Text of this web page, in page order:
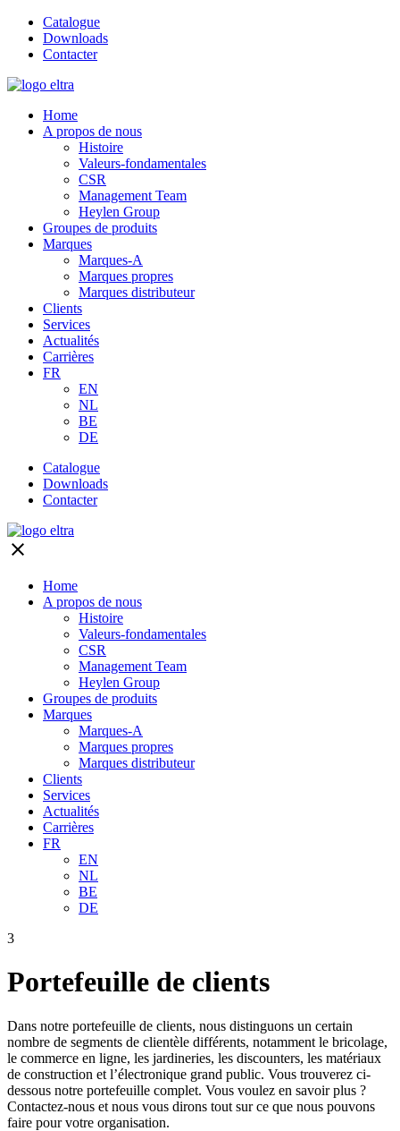
Catalogue
Downloads
Contacter
Home
A propos de nous
Histoire
Valeurs-fondamentales
CSR
Management Team
Heylen Group
Groupes de produits
Marques
Marques-A
Marques propres
Marques distributeur
Clients
Services
Actualités
Carrières
FR
EN
NL
BE
DE
Catalogue
Downloads
Contacter
close
Home
A propos de nous
Histoire
Valeurs-fondamentales
CSR
Management Team
Heylen Group
Groupes de produits
Marques
Marques-A
Marques propres
Marques distributeur
Clients
Services
Actualités
Carrières
FR
EN
NL
BE
DE
3
Portefeuille de clients
Dans notre portefeuille de clients, nous distinguons un certain
nombre de segments de clientèle différents, notamment le bricolage,
le commerce en ligne, les jardineries, les discounters, les matériaux
de construction et l’électronique grand public. Vous trouverez ci-
dessous notre portefeuille complet. Vous voulez en savoir plus ?
Contactez-nous et nous vous dirons tout sur ce que nous pouvons
faire pour votre organisation.